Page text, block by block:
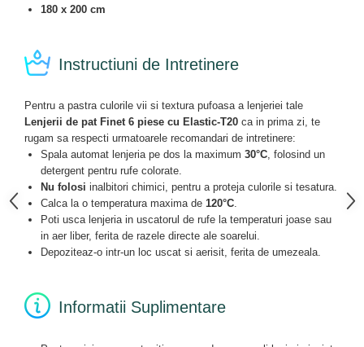
180 x 200 cm
Instructiuni de Intretinere
Pentru a pastra culorile vii si textura pufoasa a lenjeriei tale
Lenjerii de pat Finet 6 piese cu Elastic-T20 ca in prima zi, te
rugam sa respecti urmatoarele recomandari de intretinere:
Spala automat lenjeria pe dos la maximum 30°C, folosind un
detergent pentru rufe colorate.
Nu folosi inalbitori chimici, pentru a proteja culorile si tesatura.
Calca la o temperatura maxima de 120°C.
Poti usca lenjeria in uscatorul de rufe la temperaturi joase sau
in aer liber, ferita de razele directe ale soarelui.
Depoziteaz-o intr-un loc uscat si aerisit, ferita de umezeala.
Informatii Suplimentare